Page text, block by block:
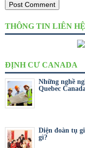
THÔNG TIN LIÊN HỆ
ĐỊNH CƯ CANADA
Những nghề
Quebec
Diện đoàn tụ
gì?